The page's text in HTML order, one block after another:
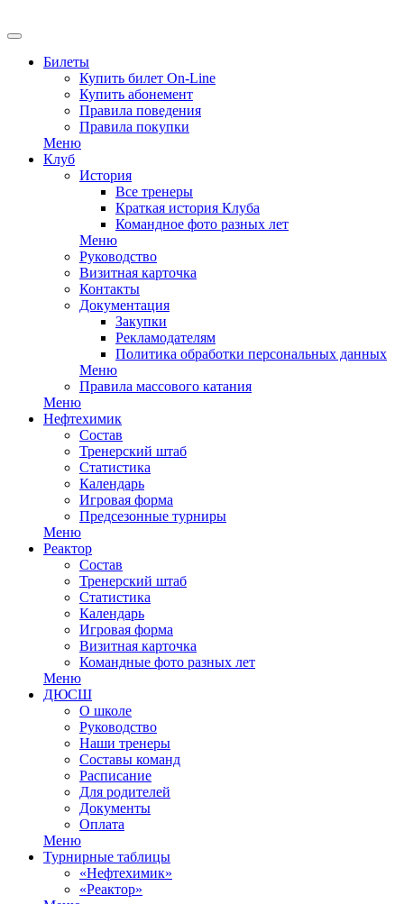
Билеты
Купить билет On-Line
Купить абонемент
Правила поведения
Правила покупки
Меню
Клуб
История
Все тренеры
Краткая история Клуба
Командное фото разных лет
Меню
Руководство
Визитная карточка
Контакты
Документация
Закупки
Рекламодателям
Политика обработки персональных данных
Меню
Правила массового катания
Меню
Нефтехимик
Состав
Тренерский штаб
Статистика
Календарь
Игровая форма
Предсезонные турниры
Меню
Реактор
Состав
Тренерский штаб
Статистика
Календарь
Игровая форма
Визитная карточка
Командные фото разных лет
Меню
ДЮСШ
О школе
Руководство
Наши тренеры
Составы команд
Расписание
Для родителей
Документы
Оплата
Меню
Турнирные таблицы
«Нефтехимик»
«Реактор»